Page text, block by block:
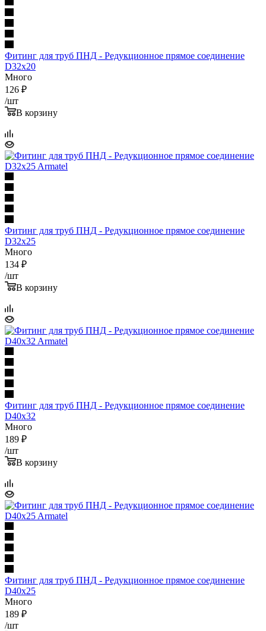
Фитинг для труб ПНД - Редукционное прямое соединение
D32x20
Много
126 ₽
/шт
В корзину
Фитинг для труб ПНД - Редукционное прямое соединение
D32x25
Много
134 ₽
/шт
В корзину
Фитинг для труб ПНД - Редукционное прямое соединение
D40x32
Много
189 ₽
/шт
В корзину
Фитинг для труб ПНД - Редукционное прямое соединение
D40x25
Много
189 ₽
/шт